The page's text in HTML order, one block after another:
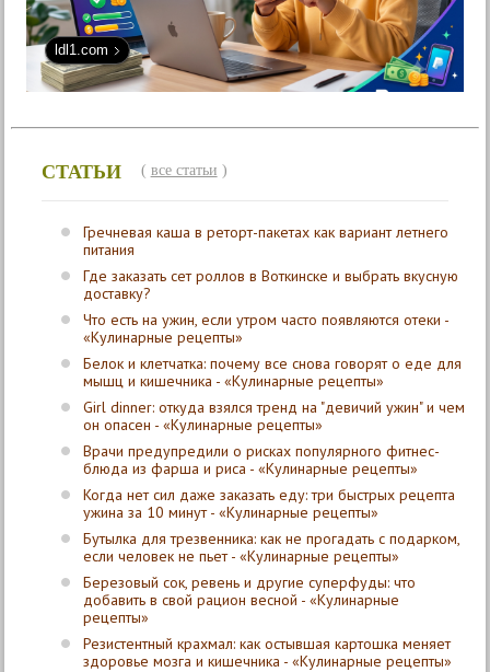
ldl1.com
СТАТЬИ ( все статьи )
Гречневая каша в реторт-пакетах как вариант летнего
питания
Где заказать сет роллов в Воткинске и выбрать вкусную
доставку?
Что есть на ужин, если утром часто появляются отеки -
«Кулинарные рецепты»
Белок и клетчатка: почему все снова говорят о еде для
мышц и кишечника - «Кулинарные рецепты»
Girl dinner: откуда взялся тренд на "девичий ужин" и чем
он опасен - «Кулинарные рецепты»
Врачи предупредили о рисках популярного фитнес-
блюда из фарша и риса - «Кулинарные рецепты»
Когда нет сил даже заказать еду: три быстрых рецепта
ужина за 10 минут - «Кулинарные рецепты»
Бутылка для трезвенника: как не прогадать с подарком,
если человек не пьет - «Кулинарные рецепты»
Березовый сок, ревень и другие суперфуды: что
добавить в свой рацион весной - «Кулинарные
рецепты»
Резистентный крахмал: как остывшая картошка меняет
здоровье мозга и кишечника - «Кулинарные рецепты»